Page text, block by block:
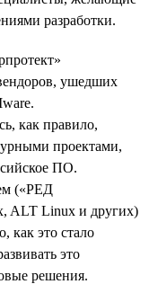
разработки.
ушедших
как правило,
проектами,
ПО.
(«РЕД
ALT Linux и других)
как это стало
это
решения.